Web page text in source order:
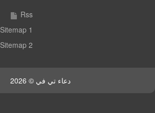
Rss
Sitemap 1
Sitemap 2
دعاء تي في © 2026